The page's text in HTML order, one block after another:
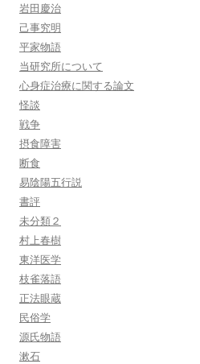
岩田慶治
己事究明
平家物語
当研究所について
心身症治療に関する論文
怪談
戦争
摂食障害
断食
易陰陽五行説
書評
未分類２
村上春樹
東洋医学
枝雀落語
正法眼蔵
民俗学
源氏物語
漱石